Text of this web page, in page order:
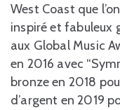
West Coast que
inspiré et fabuleux
aux Global Music
en 2016 avec
bronze en 2018
d’argent en 2019